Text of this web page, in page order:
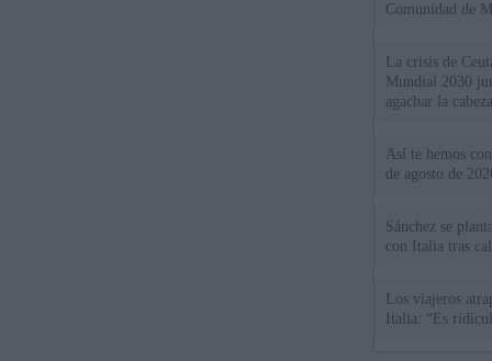
Comunidad de
La crisis de
Mundial 2030
agachar la
Así te hemos
de agosto de
Sánchez se
con Italia tras
Los viajeros
Italia: “Es